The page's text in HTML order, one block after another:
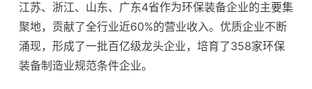
江苏、浙江、山东、广东4省作为环保装备企业的主要集
聚地，贡献了全行业近60%的营业收入。优质企业不断
涌现，形成了一批百亿级龙头企业，培育了358家环保
装备制造业规范条件企业。